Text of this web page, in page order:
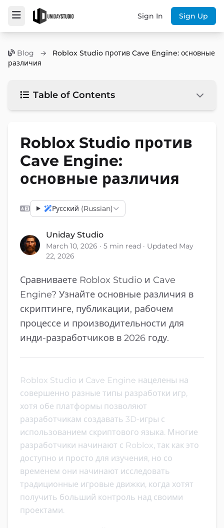
Sign In Sign Up
Blog →
Roblox Studio против Cave Engine: основные
различия
Table of Contents
Roblox Studio против
Cave Engine:
основные различия
Русский (Russian)
Uniday Studio
March 10, 2026 · 5 min read · Updated May
22, 2026
Сравниваете Roblox Studio и Cave
Engine? Узнайте основные различия в
скриптинге, публикации, рабочем
процессе и производительности для
инди-разработчиков в 2026 году.
Roblox Studio и Cave Engine нацелены на
совершенно разные типы разработки игр,
хотя обе платформы позволяют
разработчикам создавать 3D-игры с
использованием скриптового языка. Многие
разработчики начинают с Roblox, так как это
доступно и просто для изучения, но со
временем они начинают исследовать
традиционные игровые движки, когда хотят
получить больший контроль над своими
проектами.